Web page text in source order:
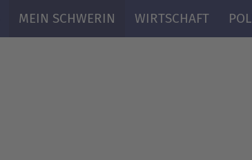
MEIN SCHWERIN WIRTSCHAFT